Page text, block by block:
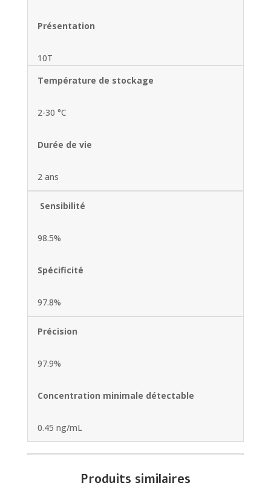
Présentation
10T
Température de stockage
2-30 °C
Durée de vie
2 ans
Sensibilité
98.5%
Spécificité
97.8%
Précision
97.9%
Concentration minimale détectable
0.45 ng/mL
Produits similaires